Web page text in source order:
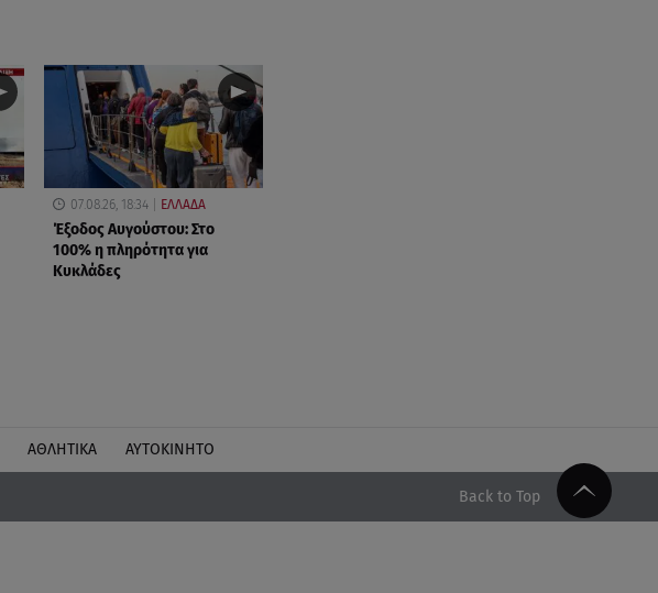
07.08.26, 18:34 ΕΛΛΑΔΑ
Έξοδος Αυγούστου: Στο
100% η πληρότητα για
Κυκλάδες
ΑΘΛΗΤΙΚΑ ΑΥΤΟΚΙΝΗΤΟ
Back to Top